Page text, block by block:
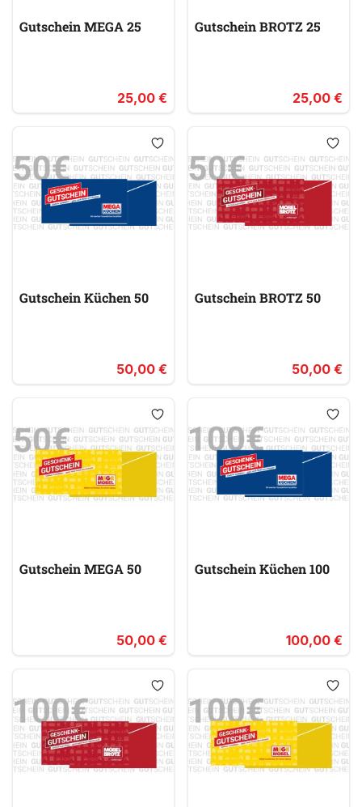
Gutschein MEGA 25
25,00 €
Gutschein BROTZ 25
25,00 €
Gutschein Küchen 50
50,00 €
Gutschein BROTZ 50
50,00 €
Gutschein MEGA 50
50,00 €
Gutschein Küchen 100
100,00 €